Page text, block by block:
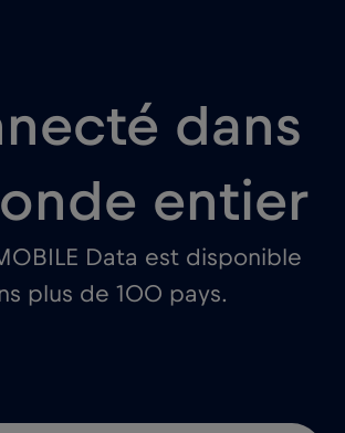
dans
entier
Data est disponible
plus de 100 pays.